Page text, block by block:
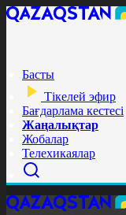
Басты
Тікелей эфир
Бағдарлама кестесі
Жаңалықтар
Жобалар
Телехикаялар